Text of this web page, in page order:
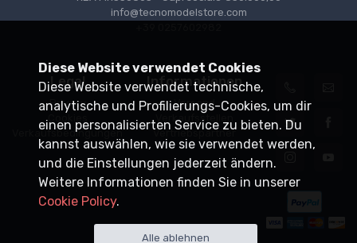
info@tecnomodelstore.com
Legal
Privacy
Cookies
Verkaufsbedingungen
Informationen
Versand
Verkaufsstellen
Vertriebspartner
Diese Website verwendet Cookies
Diese Website verwendet technische,
analytische und Profilierungs-Cookies, um dir
einen personalisierten Service zu bieten. Du
kannst auswählen, wie sie verwendet werden,
und die Einstellungen jederzeit ändern.
Weitere Informationen finden Sie in unserer
Cookie Policy.
Alle ablehnen